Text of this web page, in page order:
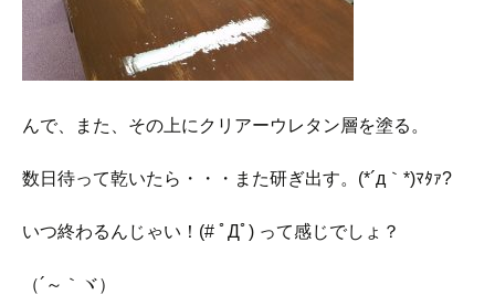
んで、また、その上にクリアーウレタン層を塗る。
数日待って乾いたら・・・また研ぎ出す。(*´д｀*)ﾏﾀｧ?
いつ終わるんじゃい！(# ﾟДﾟ) って感じでしょ？
（´～｀ヾ）